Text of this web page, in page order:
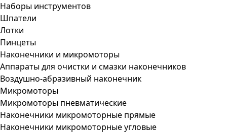
Наборы инструментов
Шпатели
Лотки
Пинцеты
Наконечники и микромоторы
Аппараты для очистки и смазки наконечников
Воздушно-абразивный наконечник
Микромоторы
Микромоторы пневматические
Наконечники микромоторные прямые
Наконечники микромоторные угловые